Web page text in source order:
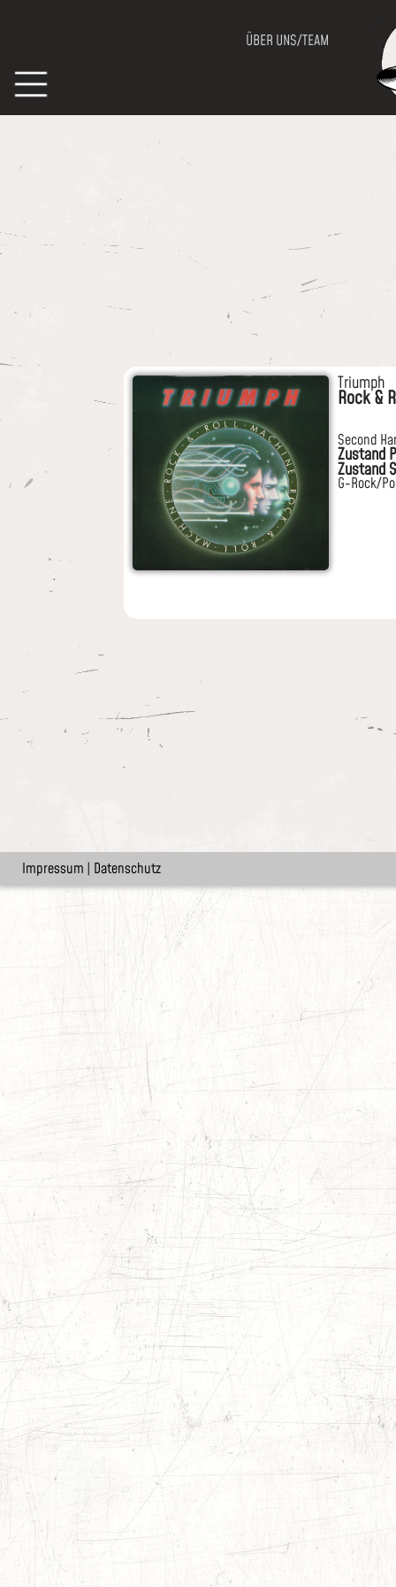
ÜBER UNS/TEAM
Triumph
Rock &
Second
Zustand
Zustand
G-Rock/
Impressum | Datenschutz